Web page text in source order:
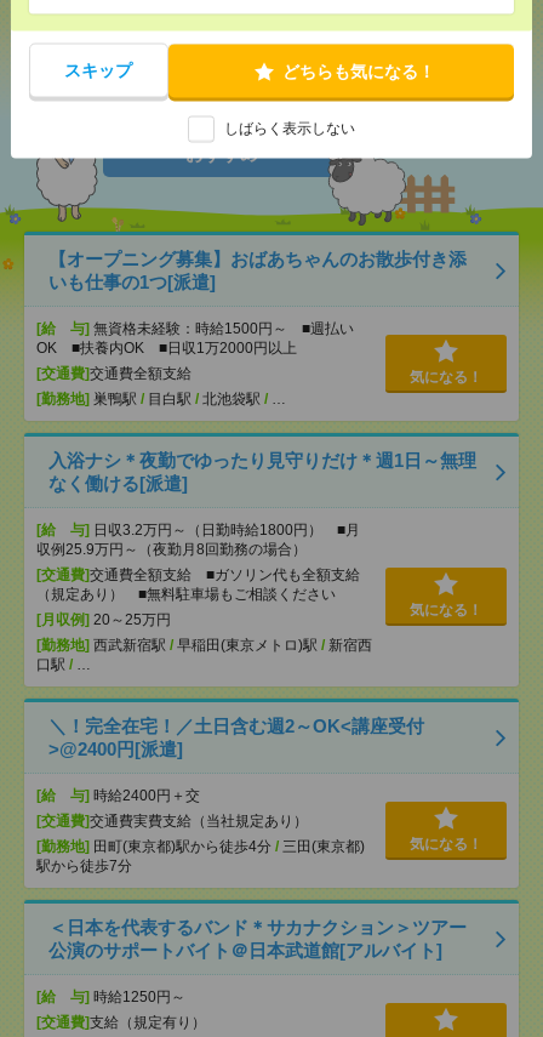
スキップ どちらも気になる！
しばらく表示しない
気になる！
あなたの閲覧履歴からの
おすすめ
【オープニング募集】おばあちゃんのお散歩付き添
いも仕事の1つ[派遣]
[給 与] 無資格未経験：時給1500円～ ■週払い
OK ■扶養内OK ■日収1万2000円以上
[交通費]交通費全額支給
[勤務地] 巣鴨駅 / 目白駅 / 北池袋駅 /
気になる！
入浴ナシ＊夜勤でゆったり見守りだけ＊週1日～無理
なく働ける[派遣]
[給 与] 日収3.2万円～（日勤時給1800円） ■月
収例25.9万円～（夜勤月8回勤務の場合）
[交通費]交通費全額支給 ■ガソリン代も全額支給
（規定あり） ■無料駐車場もご相談ください
[月収例] 20～25万円
[勤務地] 西武新宿駅 / 早稲田(東京メトロ)駅 / 新宿西
口駅 /
気になる！
＼！完全在宅！／土日含む週2～OK<講座受付
>@2400円[派遣]
[給 与] 時給2400円＋交
[交通費]交通費実費支給（当社規定あり）
[勤務地] 田町(東京都)駅から徒歩4分 / 三田(東京都)
駅から徒歩7分
気になる！
＜日本を代表するバンド＊サカナクション＞ツアー
公演のサポートバイト＠日本武道館[アルバイト]
[給 与] 時給1250円～
[交通費]支給（規定有り）